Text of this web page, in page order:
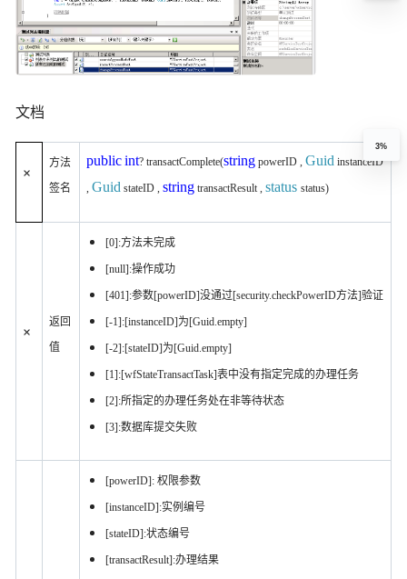
文档
×
方法
签名
publicint? transactComplete(string powerID , Guid instanceID
, Guid stateID , string transactResult , status status)
×
返回
值
[0]:方法未完成
[null]:操作成功
[401]:参数[powerID]没通过[security.checkPowerID方法]验证
[-1]:[instanceID]为[Guid.empty]
[-2]:[stateID]为[Guid.empty]
[1]:[wfStateTransactTask]表中没有指定完成的办理任务
[2]:所指定的办理任务处在非等待状态
[3]:数据库提交失败
[powerID]: 权限参数
[instanceID]:实例编号
[stateID]:状态编号
[transactResult]:办理结果
3%